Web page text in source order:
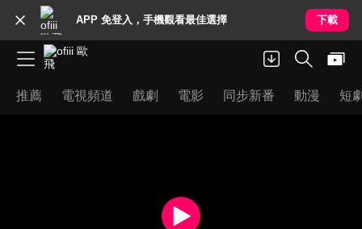
APP 免登入，手機觀看最佳選擇 下載
推薦 電視頻道 戲劇 電影 同步新番 動漫 短